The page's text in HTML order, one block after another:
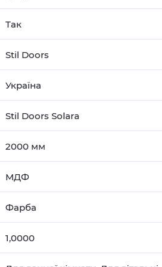
Так
Stil Doors
Україна
Stil Doors Solara
2000 мм
МДФ
Фарба
1,0000